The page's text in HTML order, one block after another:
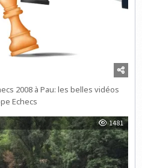
2008 à Pau: les belles vidéos
Echecs
1481